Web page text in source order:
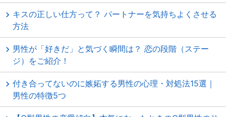
キスの正しい仕方って？ パートナーを気持ちよくさせる
方法
男性が「好きだ」と気づく瞬間は？ 恋の段階（ステー
ジ）をご紹介！
付き合ってないのに嫉妬する男性の心理・対処法15選｜
男性の特徴5つ